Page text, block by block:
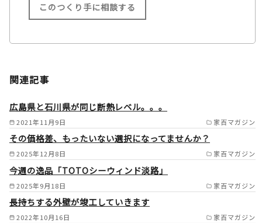
施工範囲
により応相談） /
このつくり手に相談する
関連記事
2021年11月9日 家百マガジン
広島県と石川県が同じ断熱レベル。。。
2025年12月8日 家百マガジン
その価格差、もったいない選択になってませんか？
2025年9月18日 家百マガジン
今週の逸品「TOTOシーウィンド淡路」
2022年10月16日 家百マガジン
長持ちする外壁が竣工していきます